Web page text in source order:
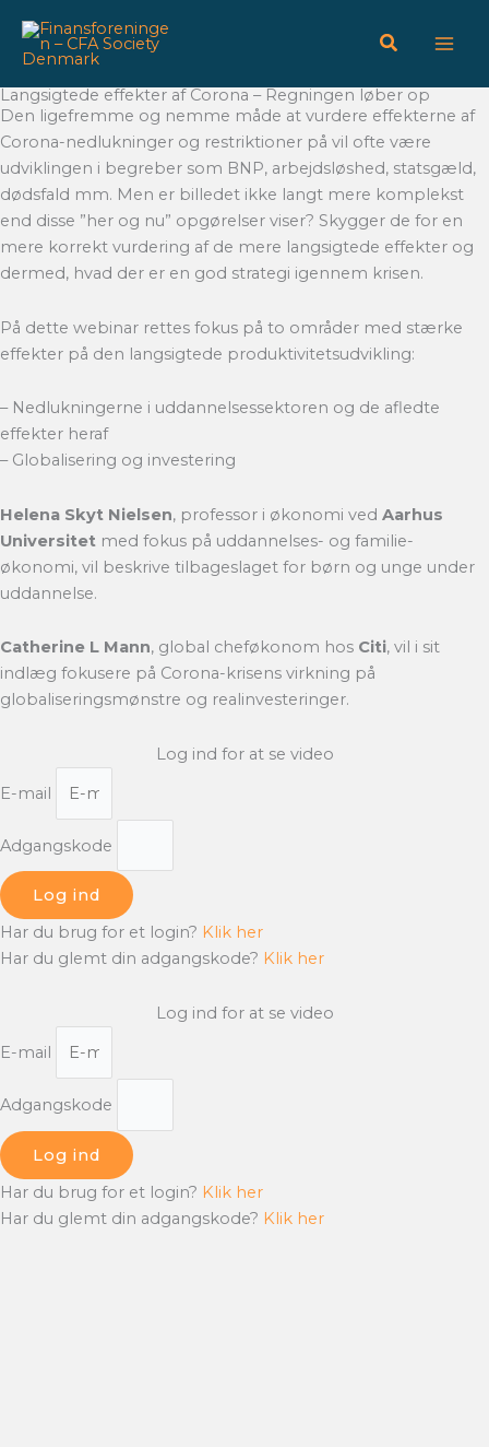
indholdet
Langsigtede effekter af Corona – Regningen løber op
Den ligefremme og nemme måde at vurdere effekterne af
Corona-nedlukninger og restriktioner på vil ofte være
udviklingen i begreber som BNP, arbejdsløshed, statsgæld,
dødsfald mm. Men er billedet ikke langt mere komplekst
end disse ”her og nu” opgørelser viser? Skygger de for en
mere korrekt vurdering af de mere langsigtede effekter og
dermed, hvad der er en god strategi igennem krisen.
På dette webinar rettes fokus på to områder med stærke
effekter på den langsigtede produktivitetsudvikling:
– Nedlukningerne i uddannelsessektoren og de afledte
effekter heraf
– Globalisering og investering
Helena Skyt Nielsen, professor i økonomi ved Aarhus
Universitet med fokus på uddannelses- og familie-
økonomi, vil beskrive tilbageslaget for børn og unge under
uddannelse.
Catherine L Mann, global cheføkonom hos Citi, vil i sit
indlæg fokusere på Corona-krisens virkning på
globaliseringsmønstre og realinvesteringer.
Log ind for at se video
E-mail
Adgangskode
Log ind
Har du brug for et login? Klik her
Har du glemt din adgangskode? Klik her
Log ind for at se video
E-mail
Adgangskode
Log ind
Har du brug for et login? Klik her
Har du glemt din adgangskode? Klik her